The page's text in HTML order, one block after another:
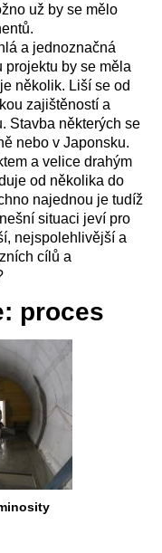
už by se mělo
a jednoznačná
by se měla
několik. Liší se od
zajištěností a
Stavba některých se
nebo v Japonsku.
a velice drahým
od několika do
najednou je tudíž
situaci jeví pro
nejspolehlivější a
cílů a
proces